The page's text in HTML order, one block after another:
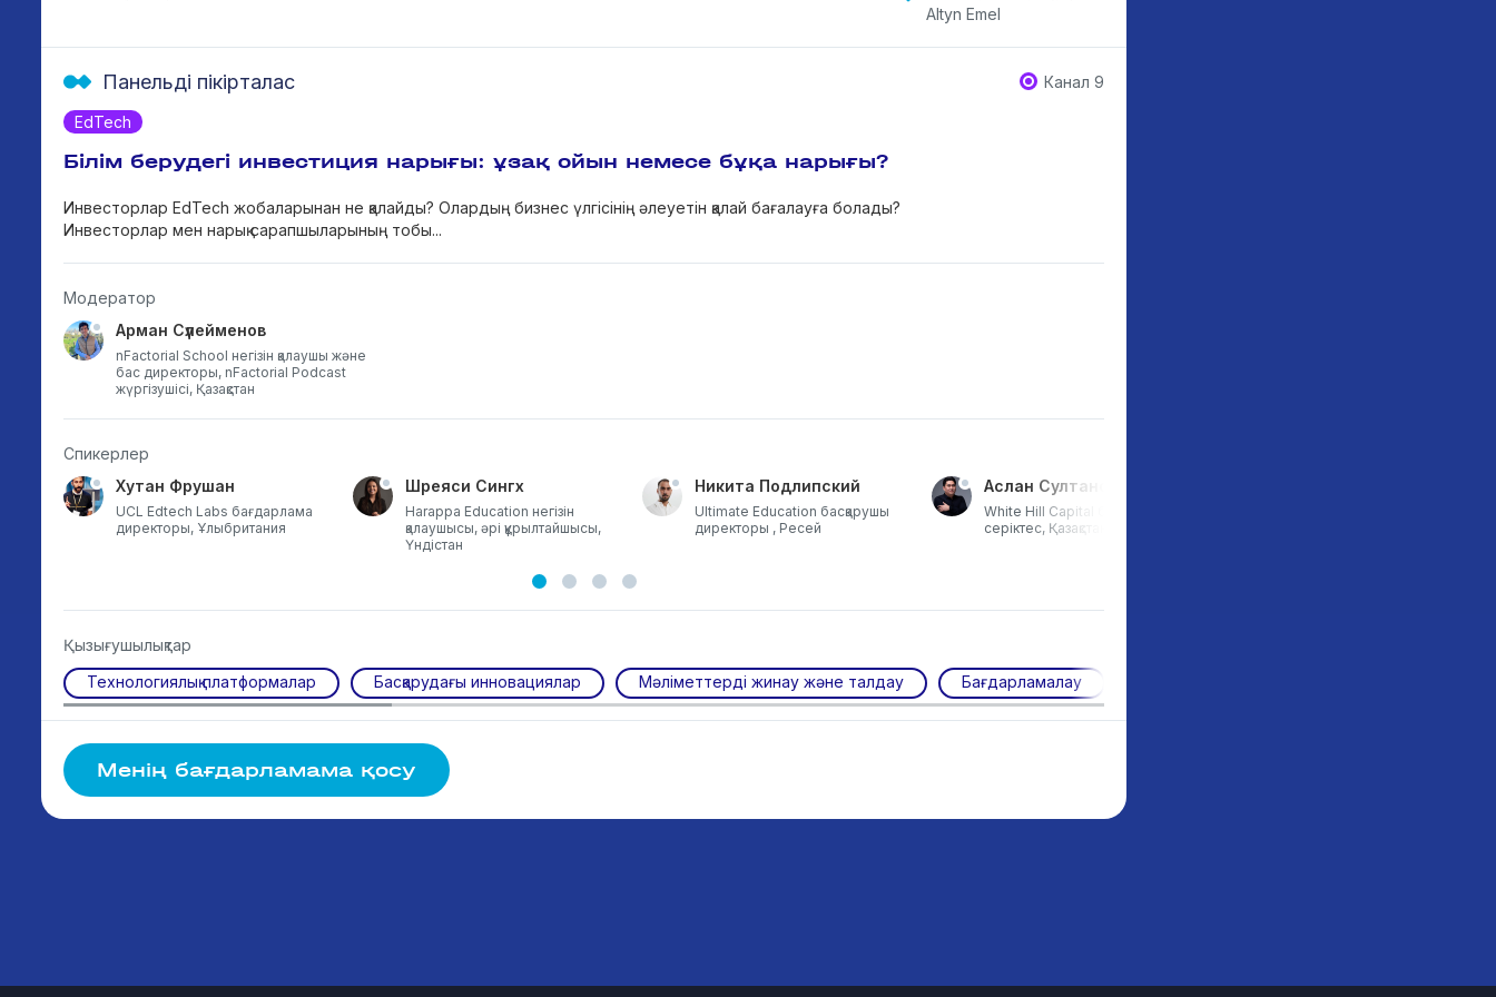
Altyn Emel
EdTech
Панельді пікірталас Канал 9
Білім берудегі инвестиция нарығы: ұзақ ойын немесе бұқа нарығы?
Инвесторлар EdTech жобаларынан не қалайды? Олардың бизнес үлгісінің әлеуетін қалай бағалауға болады?
Инвесторлар мен нарық сарапшыларының тобы...
Модератор
Арман Сүлейменов
nFactorial School негізін қалаушы және
бас директоры, nFactorial Podcast
жүргізушісі, Қазақстан
Спикерлер
Хутан Фрушан
UCL Edtech Labs бағдарлама
директоры, Ұлыбритания
Шреяси Сингх
Harappa Education негізін
қалаушысы, әрі құрылтайшысы,
Үндістан
Никита Подлипский
Ultimate Education басқарушы
директоры , Ресей
Аслан Султанов
White Hill Capital басқарушы
серіктес, Қазақстан
Қызығушылықтар
Технологиялық платформалар
Басқарудағы инновациялар Мәліметтерді жинау және талдау Бағдарламалау
Менің бағдарламама қосу